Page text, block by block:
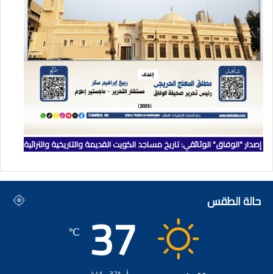
إصدار "الوفاق" الوثائقي: تاريخ مساجد الكويت القديمة والتاريخية والتراثية
حالة الطقس 37
℃